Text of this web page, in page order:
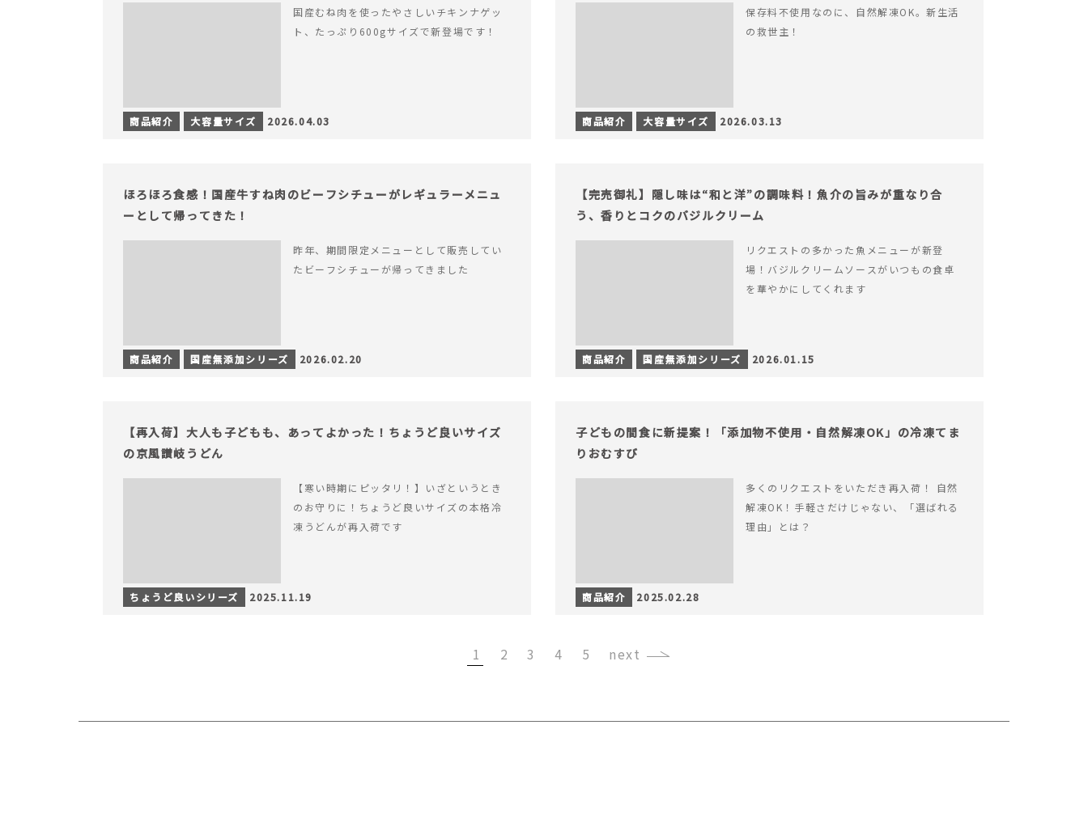
国産むね肉を使ったやさしいチキンナゲッ
ト、たっぷり600gサイズで新登場です！
商品紹介 大容量サイズ 2026.04.03
保存料不使用なのに、自然解凍OK。新生活
の救世主！
商品紹介 大容量サイズ 2026.03.13
ほろほろ食感！国産牛すね肉のビーフシチューがレギュラーメニュ
ーとして帰ってきた！
昨年、期間限定メニューとして販売してい
たビーフシチューが帰ってきました
商品紹介 国産無添加シリーズ 2026.02.20
【完売御礼】隠し味は“和と洋”の調味料！魚介の旨みが重なり合
う、香りとコクのバジルクリーム
リクエストの多かった魚メニューが新登
場！バジルクリームソースがいつもの食卓
を華やかにしてくれます
商品紹介 国産無添加シリーズ 2026.01.15
【再入荷】大人も子どもも、あってよかった！ちょうど良いサイズ
の京風讃岐うどん
【寒い時期にピッタリ！】いざというとき
のお守りに！ちょうど良いサイズの本格冷
凍うどんが再入荷です
ちょうど良いシリーズ 2025.11.19
子どもの間食に新提案！「添加物不使用・自然解凍OK」の冷凍てま
りおむすび
多くのリクエストをいただき再入荷！ 自然
解凍OK！手軽さだけじゃない、「選ばれる
理由」とは？
商品紹介 2025.02.28
1 2 3 4 5 ›